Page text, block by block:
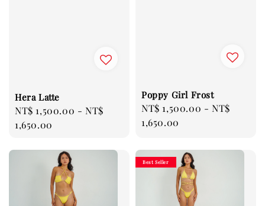
Hera Latte
Regular
price
NT$ 1,500.00 -NT$
1,650.00
Poppy Girl Frost
Regular
price
NT$ 1,500.00 -NT$
1,650.00
Best Seller